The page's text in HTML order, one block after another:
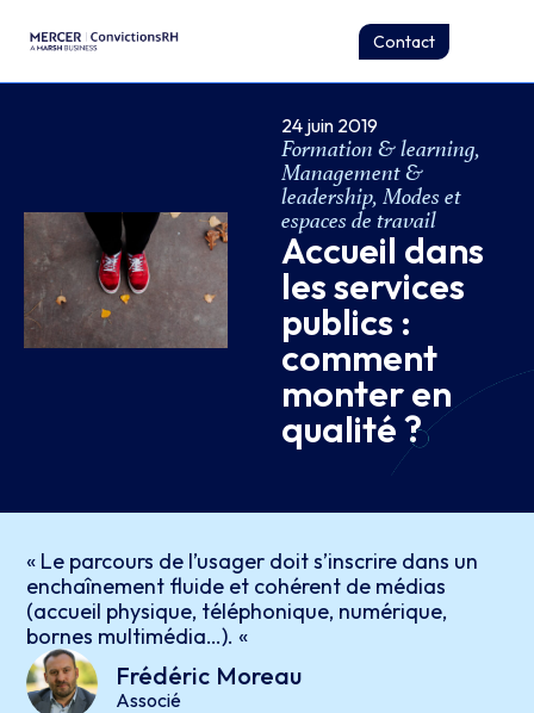
Contact
24 juin 2019
Formation & learning,
Management &
leadership, Modes et
espaces de travail
Accueil dans
les services
publics :
comment
monter en
qualité ?
« Le parcours de l’usager doit s’inscrire dans un
enchaînement fluide et cohérent de médias
(accueil physique, téléphonique, numérique,
bornes multimédia…). «
Frédéric Moreau
Associé